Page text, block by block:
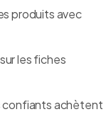
produits avec
sur les fiches
confiants achètent